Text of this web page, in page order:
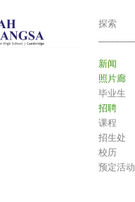
探索
新闻
照片廊
毕业生
招聘
课程
招生处
校历
预定活动